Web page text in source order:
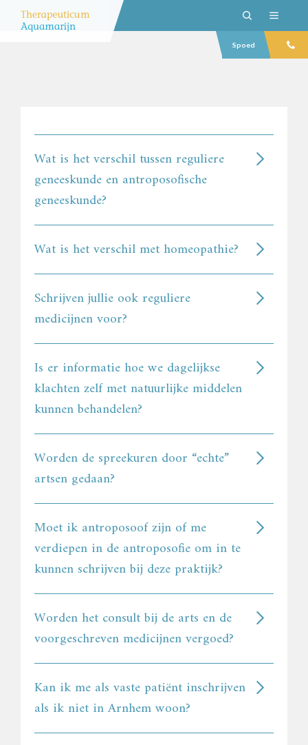
Spoed
Wat is het verschil tussen reguliere
geneeskunde en antroposofische
geneeskunde?
Wat is het verschil met homeopathie?
Schrijven jullie ook reguliere
medicijnen voor?
Is er informatie hoe we dagelijkse
klachten zelf met natuurlijke middelen
kunnen behandelen?
Worden de spreekuren door “echte”
artsen gedaan?
Moet ik antroposoof zijn of me
verdiepen in de antroposofie om in te
kunnen schrijven bij deze praktijk?
Worden het consult bij de arts en de
voorgeschreven medicijnen vergoed?
Kan ik me als vaste patiënt inschrijven
als ik niet in Arnhem woon?